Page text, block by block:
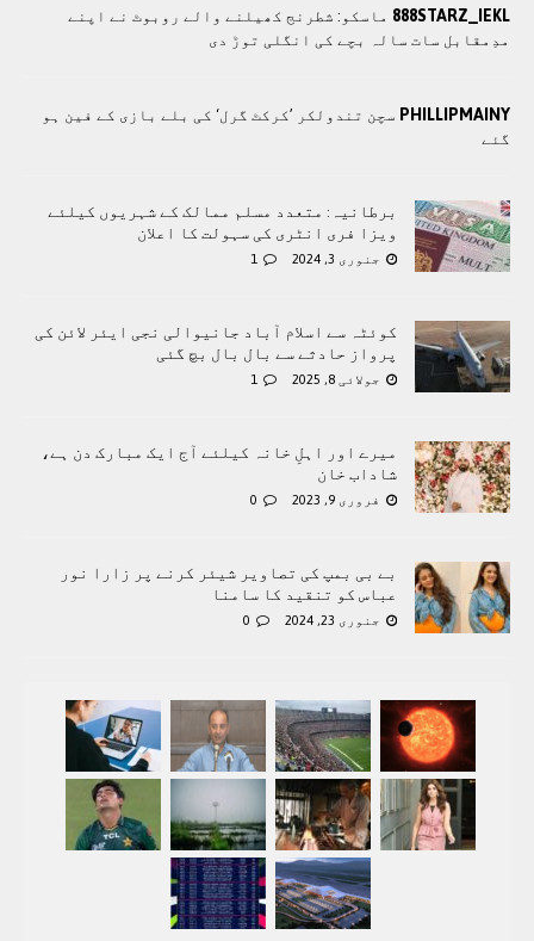
888STARZ_IEKL ماسکو: شطرنج کھیلنے والے روبوٹ نے اپنے
مدِمقابل سات سالہ بچے کی انگلی توڑ دی
PHILLIPMAINY سچن تندولکر ’کرکٹ گرل‘ کی بلے بازی کے فین ہو
گئے
برطانیہ: متعدد مسلم ممالک کے شہریوں کیلئے
ویزا فری انٹری کی سہولت کا اعلان
جنوری 3, 2024 1
کوئٹہ سے اسلام آباد جانیوالی نجی ایئر لائن کی
پرواز حادثے سے بال بال بچ گئی
جولائی 8, 2025 1
میرے اور اہلِ خانہ کیلئے آج ایک مبارک دن ہے،
شاداب خان
فروری 9, 2023 0
بے بی بمپ کی تصاویر شیئر کرنے پر زارا نور
عباس کو تنقید کا سامنا
جنوری 23, 2024 0